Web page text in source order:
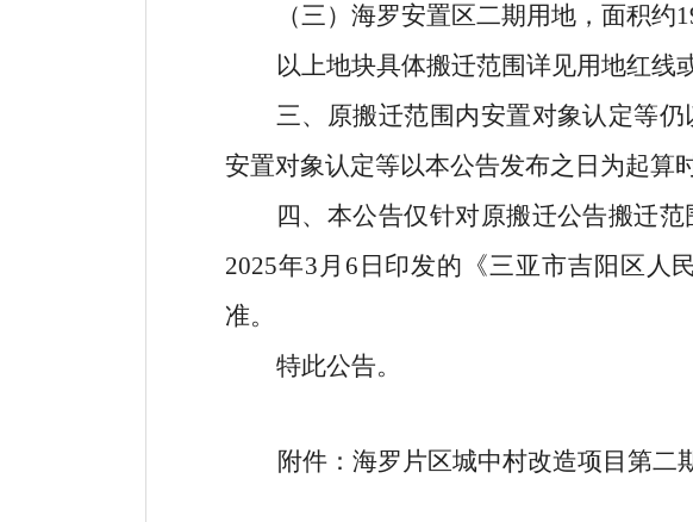
（三）海罗安置区二期用地，面积约
以上地块具体搬迁范围详见用地红线
三、 原搬迁范围内安置对象认定等
安置对象认定等以本公告发布之日为起算时
四、 本公告仅针对原搬迁公告搬迁范
2025年3 月 6 日印发的《三亚市吉阳区人
准。
特此公告。
附件：海罗片区城中村改造项目第二